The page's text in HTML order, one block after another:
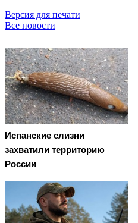
Версия для печати
Все новости
Испанские слизни
захватили территорию
России